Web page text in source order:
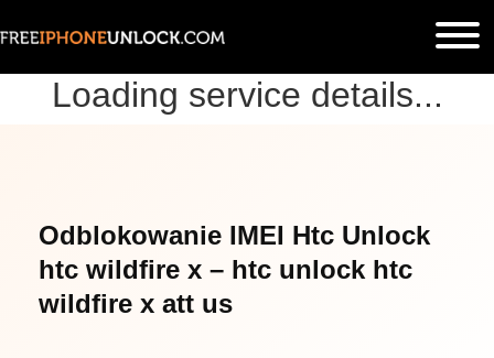
Loading service details...
Odblokowanie IMEI Htc Unlock
htc wildfire x – htc unlock htc
wildfire x att us